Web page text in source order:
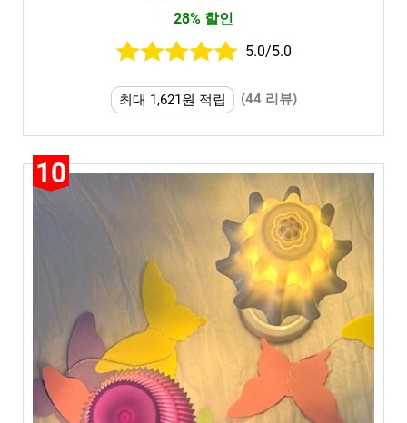
28% 할인
5.0/5.0
최대 1,621원 적립 (44 리뷰)
10